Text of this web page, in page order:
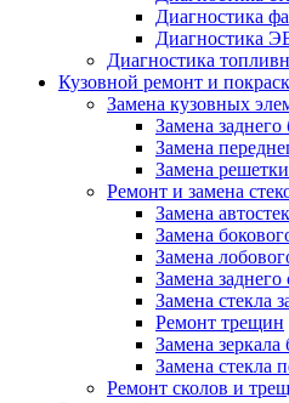
Диагностика
Диагностика
Диагностика
Кузовной ремонт и
Замена кузовных
Замена заднего
Замена
Замена
Ремонт и замена
Замена
Замена
Замена
Замена заднего
Замена стекла
Ремонт трещин
Замена зеркала
Замена стекла
Ремонт сколов и